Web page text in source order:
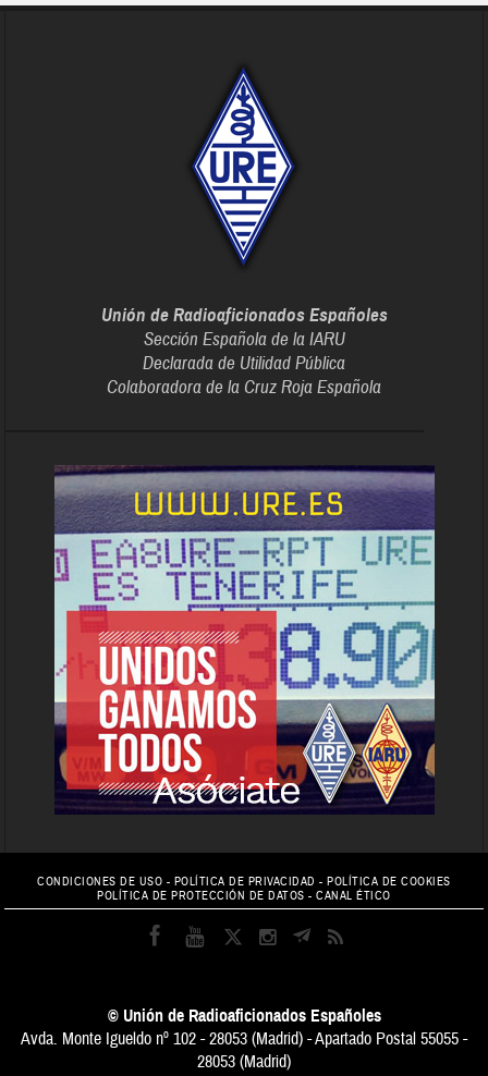
Unión de Radioaficionados Españoles
Sección Española de la IARU
Declarada de Utilidad Pública
Colaboradora de la Cruz Roja Española
CONDICIONES DE USO - POLÍTICA DE PRIVACIDAD - POLÍTICA DE COOKIES
POLÍTICA DE PROTECCIÓN DE DATOS -CANAL ÉTICO
© Unión de Radioaficionados Españoles
Avda. Monte Igueldo nº 102 - 28053 (Madrid) - Apartado Postal 55055 -
28053 (Madrid)